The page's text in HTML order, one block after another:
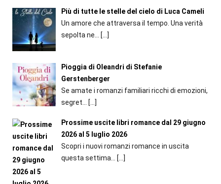
Più di tutte le stelle del cielo di Luca Cameli
Un amore che attraversa il tempo. Una verità
sepolta ne... […]
Pioggia di Oleandri di Stefanie
Gerstenberger
Se amate i romanzi familiari ricchi di emozioni,
segret...
[…]
Prossime uscite libri romance dal 29 giugno
2026 al 5 luglio 2026
Scopri i nuovi romanzi romance in uscita
questa settima...
[…]